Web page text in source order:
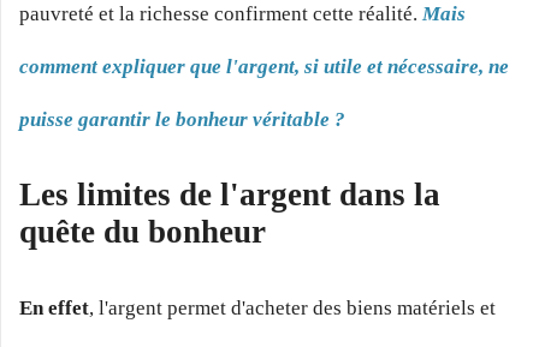
pauvreté et la richesse confirment cette réalité. Mais
comment expliquer que l'argent, si utile et nécessaire, ne
puisse garantir le bonheur véritable ?
Les limites de l'argent dans la
quête du bonheur
En effet, l'argent permet d'acheter des biens matériels et